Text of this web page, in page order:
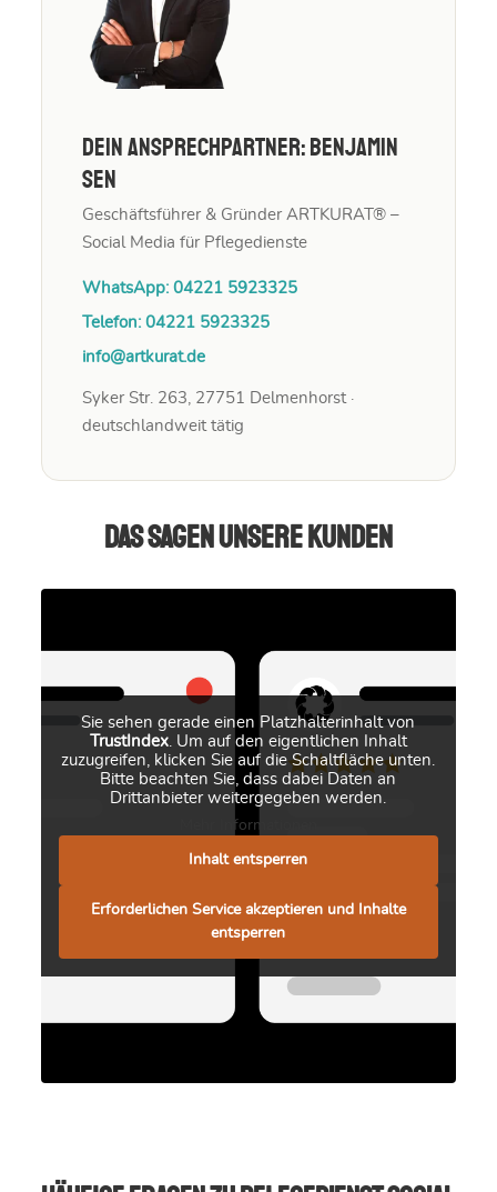
Dein Ansprechpartner: Benjamin
Sen
Geschäftsführer & Gründer ARTKURAT® –
Social Media für Pflegedienste
WhatsApp: 04221 5923325
Telefon: 04221 5923325
info@artkurat.de
Syker Str. 263, 27751 Delmenhorst ·
deutschlandweit tätig
Das sagen unsere Kunden
Sie sehen gerade einen Platzhalterinhalt von
TrustIndex. Um auf den eigentlichen Inhalt
zuzugreifen, klicken Sie auf die Schaltfläche unten.
Bitte beachten Sie, dass dabei Daten an
Drittanbieter weitergegeben werden.
Mehr Informationen
Inhalt entsperren
Erforderlichen Service akzeptieren und Inhalte
entsperren